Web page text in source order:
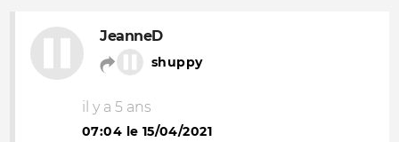
JeanneD
shuppy
il y a 5 ans
07:04 le 15/04/2021